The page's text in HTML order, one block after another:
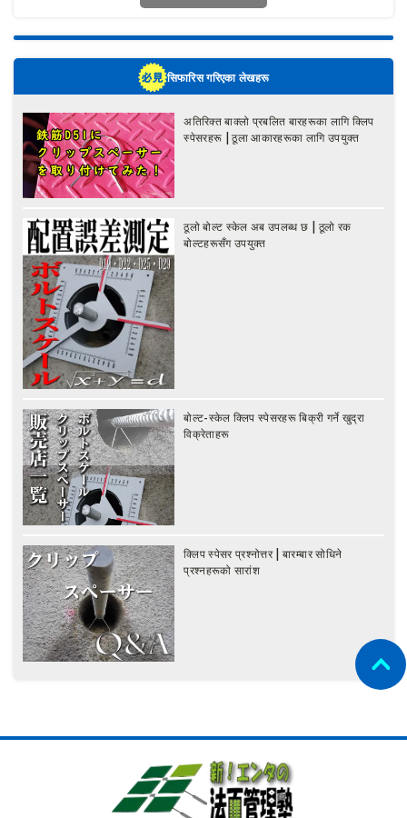
सिफारिस गरिएका लेखहरू
अतिरिक्त बाक्लो प्रबलित बारहरूका लागि क्लिप
स्पेसरहरू | ठूला आकारहरूका लागि उपयुक्त
ठूलो बोल्ट स्केल अब उपलब्ध छ | ठूलो रक
बोल्टहरूसँग उपयुक्त
बोल्ट-स्केल क्लिप स्पेसरहरू बिक्री गर्ने खुद्रा
विक्रेताहरू
क्लिप स्पेसर प्रश्नोत्तर | बारम्बार सोधिने
प्रश्नहरूको सारांश